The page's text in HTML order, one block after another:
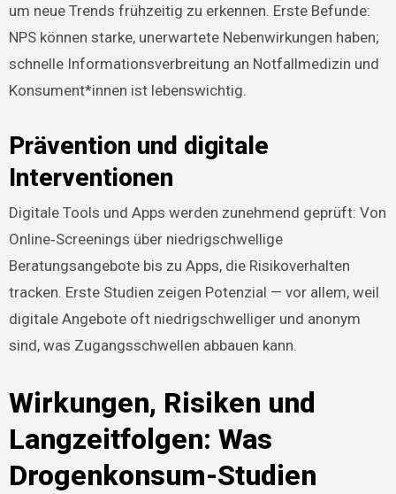
um neue Trends frühzeitig zu erkennen. Erste Befunde:
NPS können starke, unerwartete Nebenwirkungen haben;
schnelle Informationsverbreitung an Notfallmedizin und
Konsument*innen ist lebenswichtig.
Prävention und digitale
Interventionen
Digitale Tools und Apps werden zunehmend geprüft: Von
Online‑Screenings über niedrigschwellige
Beratungsangebote bis zu Apps, die Risikoverhalten
tracken. Erste Studien zeigen Potenzial — vor allem, weil
digitale Angebote oft niedrigschwelliger und anonym
sind, was Zugangsschwellen abbauen kann.
Wirkungen, Risiken und
Langzeitfolgen: Was
Drogenkonsum-Studien